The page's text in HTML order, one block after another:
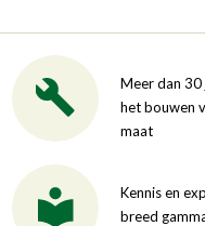
Meer dan 30
het bouwen
maat
Kennis en
breed